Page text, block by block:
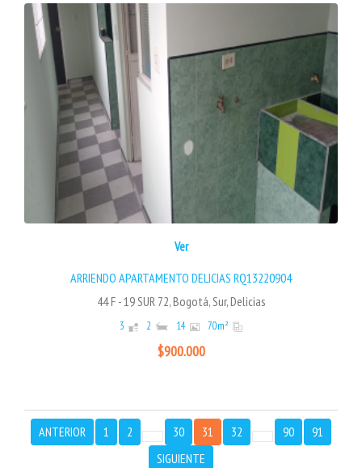
Ver
ARRIENDO APARTAMENTO DELICIAS RQ13220904
44 F - 19 SUR 72, Bogotá, Sur, Delicias
3 2 14 70m²
$900.000
ANTERIOR 1 2 30 31 32 90
91
SIGUIENTE